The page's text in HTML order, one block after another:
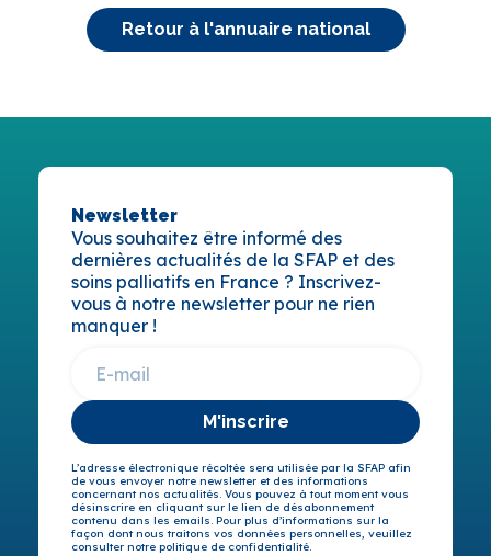
Retour à l'annuaire national
Newsletter
Vous souhaitez être informé des
dernières actualités de la SFAP et des
soins palliatifs en France ? Inscrivez-
vous à notre newsletter pour ne rien
manquer !
M'inscrire
L’adresse électronique récoltée sera utilisée par la SFAP afin
de vous envoyer notre newsletter et des informations
concernant nos actualités. Vous pouvez à tout moment vous
désinscrire en cliquant sur le lien de désabonnement
contenu dans les emails. Pour plus d’informations sur la
façon dont nous traitons vos données personnelles, veuillez
consulter notre politique de confidentialité.